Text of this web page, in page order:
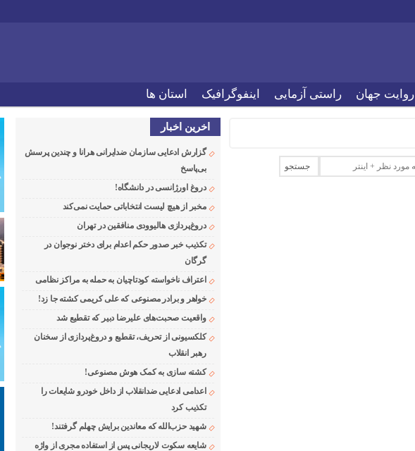
روایت جهان راستی آزمایی اینفوگرافیک استان ها
اخرین اخبار
گزارش ادعایی سازمان ضدایرانی هرانا و چندین پرسش
بی‌پاسخ
دروغ اورژانسی در دانشگاه!
مخبر از هیچ لیست انتخاباتی حمایت نمی‌کند
دروغ‌پردازی هالیوودی منافقین در تهران
تکذیب خبر صدور حکم اعدام برای دختر نوجوان در
گرگان
اعتراف ناخواسته کودتاچیان به حمله به مراکز نظامی
خواهر و برادر مصنوعی که علی کریمی کشته جا زد!
واقعیت صحبت‌های علیرضا دبیر که تقطیع شد
کلکسیونی از تحریف، تقطیع و دروغ‌پردازی از سخنان
رهبر انقلاب
کشته سازی به کمک هوش مصنوعی!
اعدامی ادعایی ضدانقلاب از داخل خودرو شایعات را
تکذیب کرد
شهید حزب‌الله که معاندین برایش چهلم گرفتند!
شایعه سکوت لاریجانی پس از استفاده مجری از واژه